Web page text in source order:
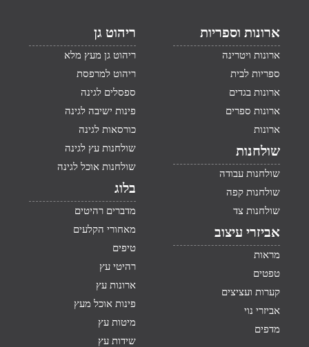
ארונות וספריות
ארונות ויטרינה
ספריות לבית
ארונות בגדים
ארונות ספרים
ארונות
שולחנות
שולחנות עבודה
שולחנות קפה
שולחנות צד
אביזרי עיצוב
מראות
טפטים
קערות ועציצים
אביזרי נוי
מדפים
ריהוט גן
ריהוט גן מעץ מלא
ריהוט למרפסת
ספסלים לגינה
פינות ישיבה לגינה
כורסאות לגינה
שולחנות עץ לגינה
שולחנות אוכל לגינה
בלוג
מדברים רהיטים
מאחורי הקלעים
טיפים
רהיטי עץ
ארונות עץ
פינות אוכל מעץ
מיטות עץ
שידות עץ